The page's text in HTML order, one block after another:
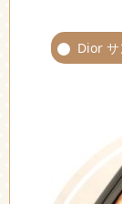
Dior